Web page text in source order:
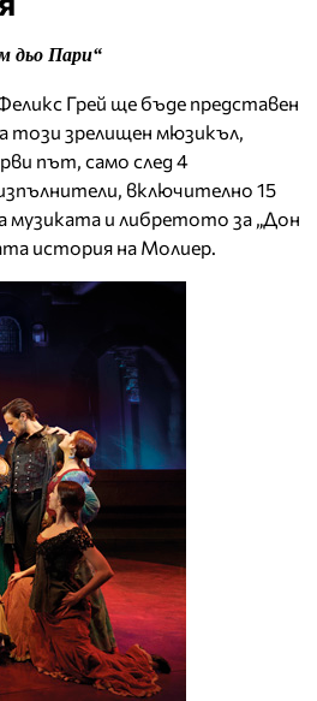
дьо Пари“
Грей ще бъде представен
този зрелищен мюзикъл,
път, само след 4
включително 15
музиката и либретото за „Дон
история на Молиер.